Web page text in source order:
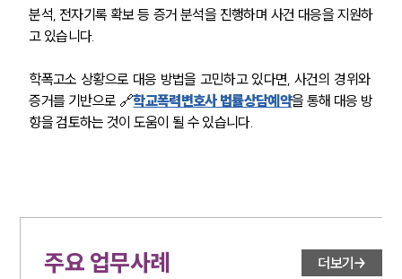
분석, 전자기록 확보 등 증거 분석을 진행하며 사건 대응을 지원하
고 있습니다.
학폭고소 상황으로 대응 방법을 고민하고 있다면, 사건의 경위와
증거를 기반으로 🔗학교폭력변호사 법률상담예약을 통해 대응 방
향을 검토하는 것이 도움이 될 수 있습니다.
주요 업무사례 더보기